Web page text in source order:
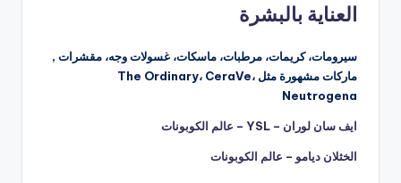
العناية بالبشرة
سيرومات، كريمات، مرطبات، ماسكات، غسولات وجه، مقشرات ,
ماركات مشهورة مثل The Ordinary، CeraVe،
Neutrogena
ايف سان لوران – YSL – عالم الكوبونات
الخثلان ديامو – عالم الكوبونات